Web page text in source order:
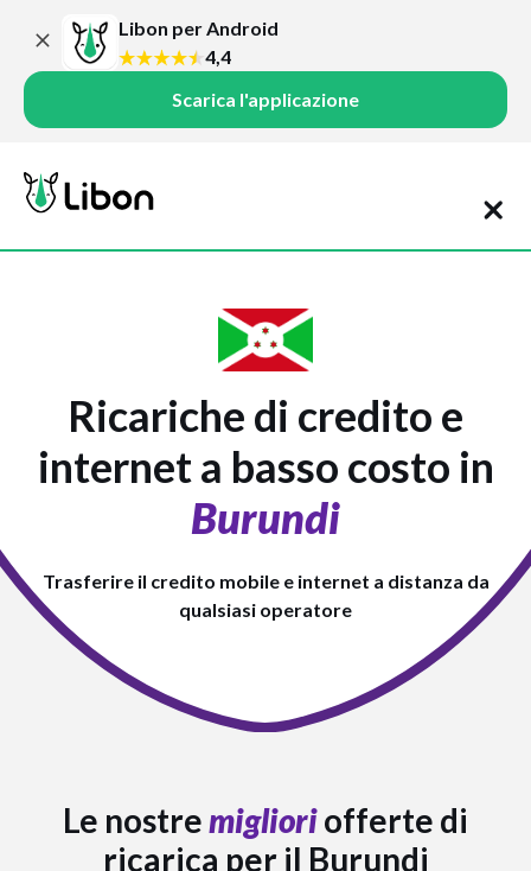
Libon per Android
4,4
Scarica l'applicazione
Ricariche di credito e
internet a basso costo in
Burundi
Trasferire il credito mobile e internet a distanza da
qualsiasi operatore
Le nostremiglioriofferte di
ricarica per il Burundi